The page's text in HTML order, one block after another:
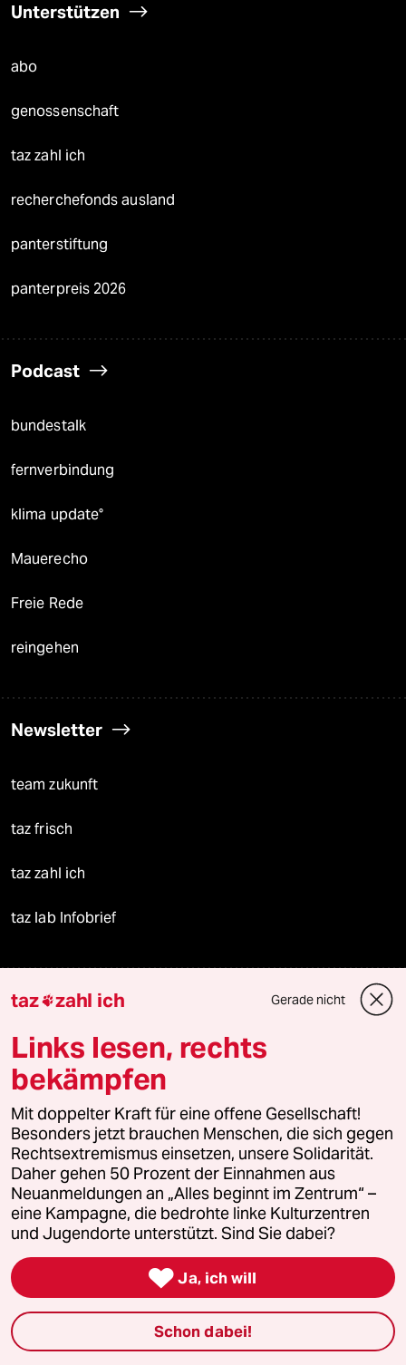
Unterstützen
abo
genossenschaft
taz zahl ich
recherchefonds ausland
panterstiftung
panterpreis 2026
Podcast
bundestalk
fernverbindung
klima update°
Mauerecho
Freie Rede
reingehen
Newsletter
team zukunft
taz frisch
taz zahl ich
taz lab Infobrief
Veranstaltungen
Demnächst
Live im Stream
Vergangene
taz lab 2027
Mehr taz Lesestoff
taz zahl ich Gerade nicht
Links lesen, rechts
bekämpfen
Mit doppelter Kraft für eine offene Gesellschaft!
Besonders jetzt brauchen Menschen, die sich gegen
Rechtsextremismus einsetzen, unsere Solidarität.
Daher gehen 50 Prozent der Einnahmen aus
Neuanmeldungen an „Alles beginnt im Zentrum“ –
eine Kampagne, die bedrohte linke Kulturzentren
und Jugendorte unterstützt. Sind Sie dabei?
 Ja, ich will
Schon dabei!